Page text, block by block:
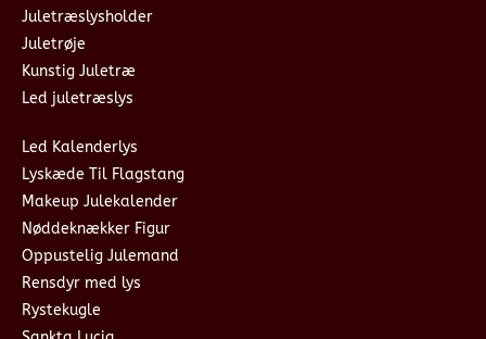
Juletræslysholder
Juletrøje
Kunstig Juletræ
Led juletræslys
Led Kalenderlys
Lyskæde Til Flagstang
Makeup Julekalender
Nøddeknækker Figur
Oppustelig Julemand
Rensdyr med lys
Rystekugle